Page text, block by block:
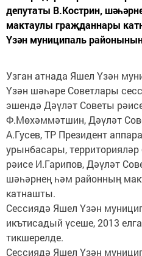
депутаты В.Кострин,
мактаулы граҗданнары
Үзән муниципаль
Узган атнада Яшел Үзән
Үзән шәһәре Советлары
эшендә Дәүләт Советы
Ф.Мөхәммәтшин, Дәүләт
А.Гусев, ТР Президент
урынбасары,
рәисе И.Гарипов, Дәүләт
шәһәрнең һәм районның
катнашты.
Сессиядә Яшел Үзән
икътисадый үсеше, 2013
тикшерелде.
Сессиядә Яшел Үзән